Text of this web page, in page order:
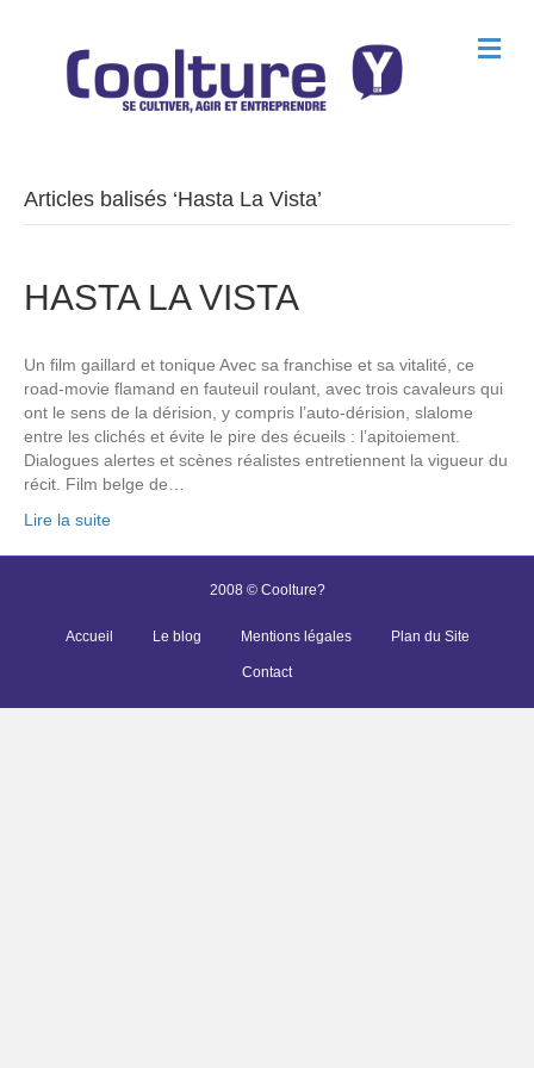
M
e
Articles balisés ‘Hasta La Vista’
HASTA LA VISTA
Un film gaillard et tonique Avec sa franchise et sa vitalité, ce
road-movie flamand en fauteuil roulant, avec trois cavaleurs qui
ont le sens de la dérision, y compris l’auto-dérision, slalome
entre les clichés et évite le pire des écueils : l’apitoiement.
Dialogues alertes et scènes réalistes entretiennent la vigueur du
récit. Film belge de…
Lire la suite
2008 © Coolture?
Accueil Le blog Mentions légales Plan du Site
Contact